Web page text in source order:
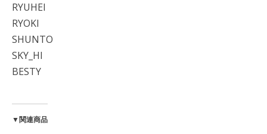
RYUHEI
RYOKI
SHUNTO
SKY_HI
BESTY
▼関連商品